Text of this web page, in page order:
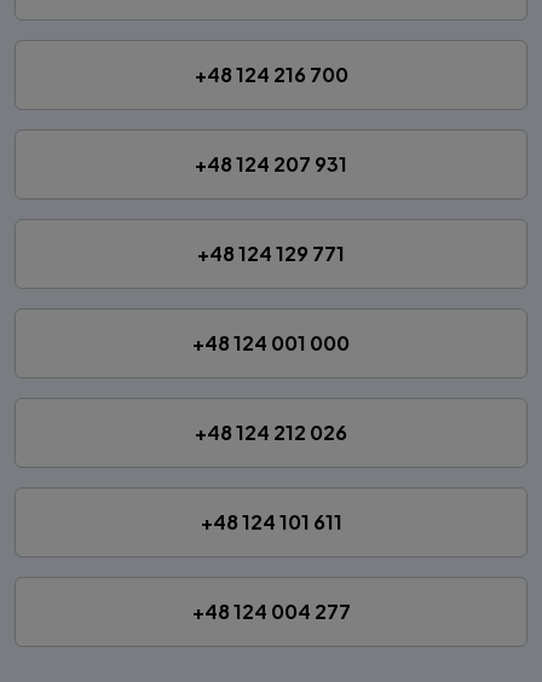
+48 124 216 700
+48 124 207 931
+48 124 129 771
+48 124 001 000
+48 124 212 026
+48 124 101 611
+48 124 004 277